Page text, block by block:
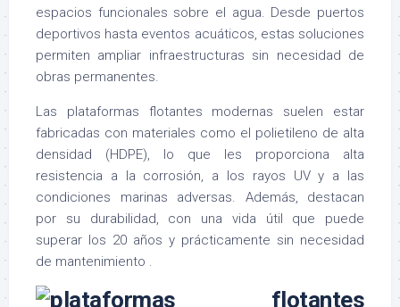
espacios funcionales sobre el agua. Desde puertos
deportivos hasta eventos acuáticos, estas soluciones
permiten ampliar infraestructuras sin necesidad de
obras permanentes.
Las plataformas flotantes modernas suelen estar
fabricadas con materiales como el polietileno de alta
densidad (HDPE), lo que les proporciona alta
resistencia a la corrosión, a los rayos UV y a las
condiciones marinas adversas. Además, destacan
por su durabilidad, con una vida útil que puede
superar los 20 años y prácticamente sin necesidad
de mantenimiento .